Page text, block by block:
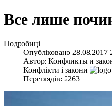
​Все лише
Подробиці
Опубліковано 28.08.2017
Автор: Конфликты и
Конфлікти і закони
Переглядів: 2263